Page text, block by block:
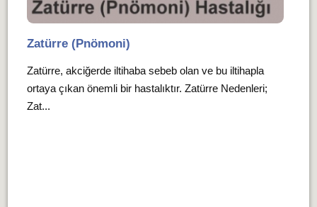
Zatürre (Pnömoni)
Zatürre, akciğerde iltihaba sebeb olan ve bu iltihapla
ortaya çıkan önemli bir hastalıktır. Zatürre Nedenleri;
Zat...